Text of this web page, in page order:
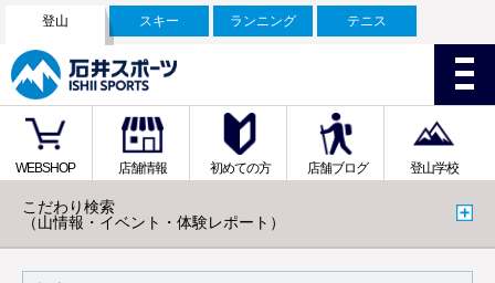
登山 スキー ランニング テニス
WEBSHOP 店舗情報 初めての方 店舗ブログ 登山学校
こだわり検索
（山情報・イベント・体験レポート）